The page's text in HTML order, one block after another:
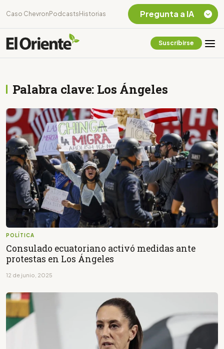
Caso Chevron Podcasts Historias
Suscribirse
Palabra clave: Los Ángeles
POLÍTICA
Consulado ecuatoriano activó medidas ante
protestas en Los Ángeles
12 de junio, 2025
Pregunta a IA
Listar destinos
Amazonia Ecuatoriana
¿En que consiste la
tasa minera que rige en
Ecuador?